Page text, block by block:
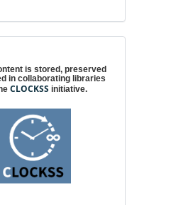
is stored, preserved
in collaborating libraries
CLOCKSS initiative.